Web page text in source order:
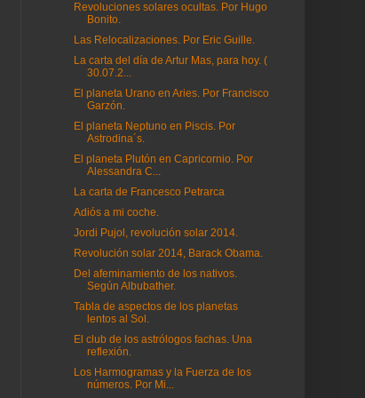
Revoluciones solares ocultas. Por Hugo
Bonito.
Las Relocalizaciones. Por Eric Guille.
La carta del día de Artur Mas, para hoy. (
30.07.2...
El planeta Urano en Aries. Por Francisco
Garzón.
El planeta Neptuno en Piscis. Por
Astrodina´s.
El planeta Plutón en Capricornio. Por
Alessandra C...
La carta de Francesco Petrarca
Adiós a mi coche.
Jordi Pujol, revolución solar 2014.
Revolución solar 2014, Barack Obama.
Del afeminamiento de los nativos.
Según Albubather.
Tabla de aspectos de los planetas
lentos al Sol.
El club de los astrólogos fachas. Una
reflexión.
Los Harmogramas y la Fuerza de los
números. Por Mi...